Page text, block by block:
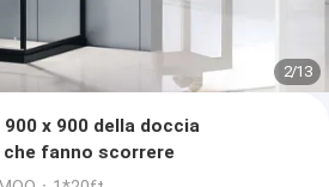
2/13
x 900 della doccia
fanno scorrere